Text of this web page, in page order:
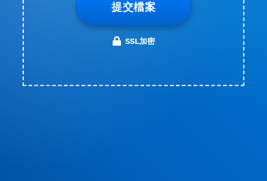
提交檔案
SSL加密